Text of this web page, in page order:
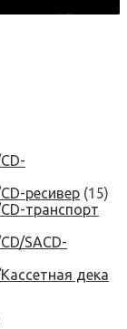
ресивер (15)
транспорт
SACD-
дека